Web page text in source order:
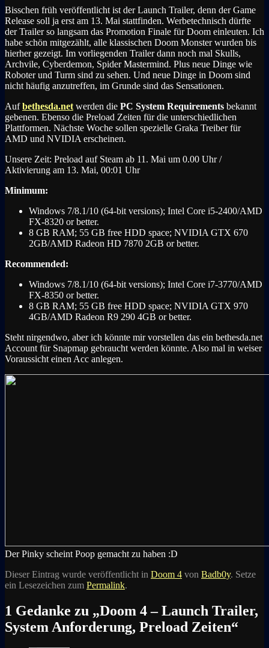
Bisschen früh veröffentlicht ist der Launch Trailer, denn der Game
Release soll ja erst am 13. Mai stattfinden. Werbetechnisch dürfte
der Trailer so langsam das Promotion Finale für Doom einleuten. Ich
habe schön mitgezählt, alle klassischen Doom Monster wurden bis
hierher gezeigt. Im vorliegenden Trailer dann noch mal Skulls,
Archvile, Cyberdemon, Spider Mastermind. Plus neue Dinge wie
Roboter und Turm sind zu sehen. Und neue Dinge in Doom sind
nicht häufig anzutreffen, im Grunde sind das Sensationen.
Aufbethesda.net werden die PC System Requirements bekannt
gebenen. Ebenso die Preload Zeiten für die unterschiedlichen
Plattformen. Nächste Woche sollen spezielle Graka Treiber für
AMD und NVIDIA erscheinen.
Unsere Zeit: Preload auf Steam ab 11. Mai um 0.00 Uhr /
Aktivierung am 13. Mai, 00:01 Uhr
Minimum:
Windows 7/8.1/10 (64-bit versions); Intel Core i5-2400/AMD
FX-8320 or better.
8 GB RAM; 55 GB free HDD space; NVIDIA GTX 670
2GB/AMD Radeon HD 7870 2GB or better.
Recommended:
Windows 7/8.1/10 (64-bit versions); Intel Core i7-3770/AMD
FX-8350 or better.
8 GB RAM; 55 GB free HDD space; NVIDIA GTX 970
4GB/AMD Radeon R9 290 4GB or better.
Steht nirgendwo, aber ich könnte mir vorstellen das ein bethesda.net
Account für Snapmap gebraucht werden könnte. Also mal in weiser
Voraussicht einen Acc anlegen.
Der Pinky scheint Poop gemacht zu haben :D
Dieser Eintrag wurde veröffentlicht in Doom 4 von Badb0y. Setze
ein Lesezeichen zum Permalink.
1 Gedanke zu „Doom 4 – Launch Trailer,
System Anforderung, Preload Zeiten“